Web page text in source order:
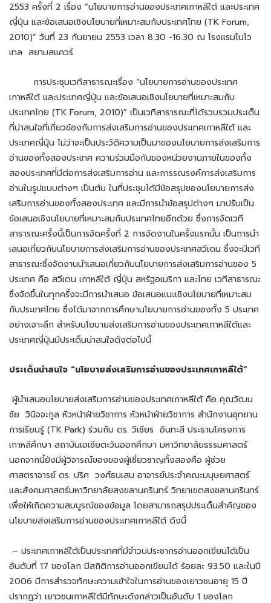
2553 ครั้งที่ 2 เรื่อง “นโยบายการอ่านของประเทศเกาหลีใต้ และประเทศ
ญี่ปุ่น และข้อเสนอเชิงนโยบายที่เหมาะสมกับประเทศไทย (TK Forum,
2010)” วันที่ 23 กันยายน 2553 เวลา 8.30 -16.30 ณ โรงแรมโนโว
เทล สยามสแควร์
การประชุมเวทีสาธารณะเรื่อง “นโยบายการอ่านของประเทศ
เกาหลีใต้ และประเทศญี่ปุ่น และข้อเสนอเชิงนโยบายที่เหมาะสมกับ
ประเทศไทย (TK Forum, 2010)” เป็นเวทีสาธารณะที่ได้รวบรวมประเด็น
ที่น่าสนใจที่เกี่ยวข้องกับการส่งเสริมการอ่านของประเทศเกาหลีใต้ และ
ประเทศญี่ปุ่น ไม่ว่าจะเป็นประวัติความเป็นมาของนโยบายการส่งเสริมการ
อ่านของทั้งสองประเทศ ความร่วมมือกันของหน่วยงานภายในของทั้ง
สองประเทศที่มีต่อการส่งเสริมการอ่าน และการรณรงค์การส่งเสริมการ
อ่านในรูปแบบต่างๆ เป็นต้น ในที่ประชุมได้มีข้อสรุปของนโยบายการส่ง
เสริมการอ่านของทั้งสองประเทศ และมีการนำข้อสรุปต่างๆ มาปรับเป็น
ข้อเสนอเชิงนโยบายที่เหมาะสมกับประเทศไทยอีกด้วย ซึ่งการจัดเวที
สาธารณะครั้งนี้เป็นการจัดครั้งที่ 2 การจัดงานในครั้งแรกนั้น เป็นการนำ
เสนอเกี่ยวกับนโยบายการส่งเสริมการอ่านของประเทศสวีเดน ซึ่งจะมีเวที
สาธารณะซึ่งจัดงานนำเสนอเกี่ยวกับนโยบายการส่งเสริมการอ่านของ 5
ประเทศ คือ สวีเดน เกาหลีใต้ ญี่ปุ่น สหรัฐอเมริกา และไทย เวทีสาธารณะ
ซึ่งจัดขึ้นในทุกครั้งจะมีการนำเสนอ ข้อเสนอแนะเชิงนโยบายที่เหมาะสม
กับประเทศไทย ซึ่งได้มาจากการศึกษานโยบายการอ่านของทั้ง 5 ประเทศ
อย่างเจาะลึก สำหรับนโยบายส่งเสริมการอ่านของประเทศเกาหลีใต้และ
ประเทศญี่ปุ่นมีประเด็นน่าสนใจดังต่อไปนี้
ประเด็นน่าสนใจ “นโยบายส่งเสริมการอ่านของประเทศเกาหลีใต้”
ผู้นำเสนอนโยบายส่งเสริมการอ่านของประเทศเกาหลีใต้ คือ คุณวัฒน
ชัย วินิจจะกูล หัวหน้าฝ่ายวิชาการ หัวหน้าฝ่ายวิชาการ สำนักงานอุทยาน
การเรียนรู้ (TK Park) ร่วมกับ ดร. วิเชียร อินทะสี ประธานโครงการ
เกาหลีศึกษา สถาบันเอเชียตะวันออกศึกษา มหาวิทยาลัยธรรมศาสตร์
นอกจากนี้ยังมีผู้วิจารณ์ของของผู้เชี่ยวชาญทั้งสองคือ ผู้ช่วย
ศาสตราจารย์ ดร. ปริศ วงศ์ธนเสน อาจารย์ประจำคณะมนุษยศาสตร์
และสังคมศาสตร์มหาวิทยาลัยสงขลานครินทร์ วิทยาเขตสงขลานครินทร์
เพื่อให้เกิดความสมบูรณ์ของข้อมูล โดยสามารถสรุปประเด็นสำคัญของ
นโยบายส่งเสริมการอ่านของประเทศเกาหลีใต้ ดังนี้
– ประเทศเกาหลีใต้เป็นประเทศที่มีจำวนประชากรอ่านออกเขียนได้เป็น
อันดับที่ 17 ของโลก มีสถิติการอ่านออกเขียนได้ ร้อยละ 93.50 และในปี
2006 มีการสำรวจทักษะความเข้าใจในการอ่านของเยาวชนอายุ 15 ปี
ปรากฏว่า เยาวชนเกาหลีใต้มีทักษะดังกล่าวเป็นอันดับ 1 ของโลก